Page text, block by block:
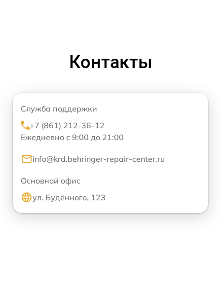
Контакты
Служба поддержки
+7 (861) 212-36-12
Ежедневно с 9:00 до 21:00
info@krd.behringer-repair-center.ru
Основной офис
ул. Будённого, 123